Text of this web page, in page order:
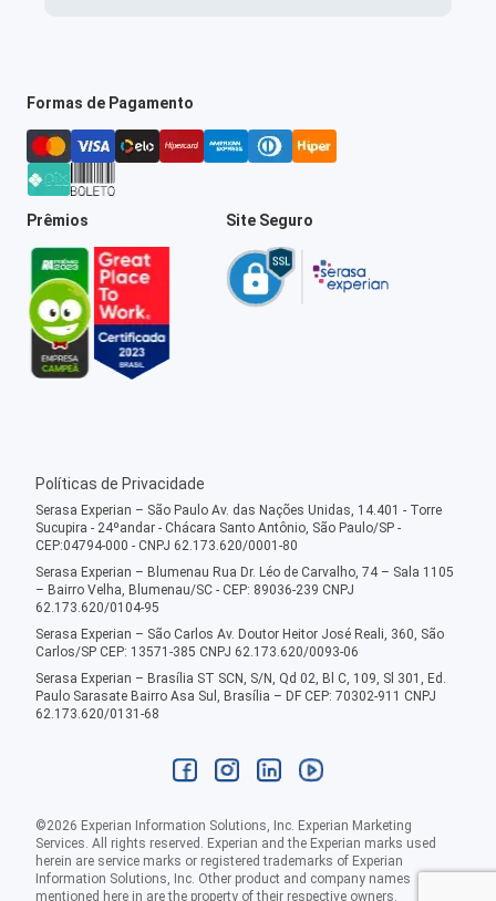
Formas de Pagamento
Prêmios Site Seguro
Políticas de Privacidade
Serasa Experian – São Paulo Av. das Nações Unidas, 14.401 - Torre
Sucupira - 24ºandar - Chácara Santo Antônio, São Paulo/SP -
CEP:04794-000 - CNPJ 62.173.620/0001-80
Serasa Experian – Blumenau Rua Dr. Léo de Carvalho, 74 – Sala 1105
– Bairro Velha, Blumenau/SC - CEP: 89036-239 CNPJ
62.173.620/0104-95
Serasa Experian – São Carlos Av. Doutor Heitor José Reali, 360, São
Carlos/SP CEP: 13571-385 CNPJ 62.173.620/0093-06
Serasa Experian – Brasília ST SCN, S/N, Qd 02, Bl C, 109, Sl 301, Ed.
Paulo Sarasate Bairro Asa Sul, Brasília – DF CEP: 70302-911 CNPJ
62.173.620/0131-68
©2026 Experian Information Solutions, Inc. Experian Marketing
Services. All rights reserved. Experian and the Experian marks used
herein are service marks or registered trademarks of Experian
Information Solutions, Inc. Other product and company names
mentioned here in are the property of their respective owners.